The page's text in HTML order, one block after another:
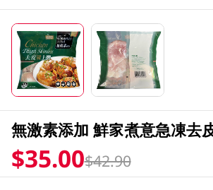
無激素添加 鮮家煮意急凍去
$35.00$42.90